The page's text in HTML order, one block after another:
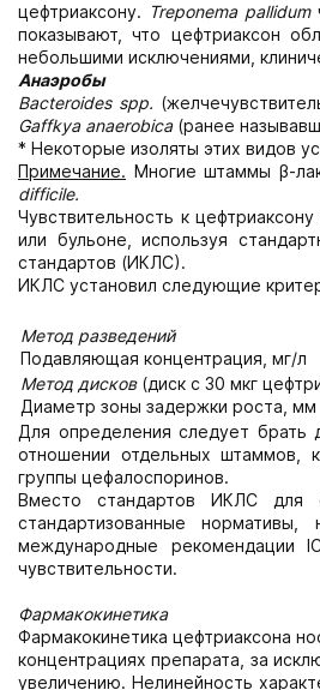
цефтриаксону. Treponema pallidum
показывают, что цефтриаксон
небольшими исключениями,
Анаэробы
Bacteroides spp.
Gaffkya anaerobica(ранее
* Некоторые изоляты этих видов
Примечание. Многие штаммы β-
difficile.
Чувствительность к
или бульоне, используя
стандартов (ИКЛС).
ИКЛС установил следующие
Метод разведений
Подавляющая концентрация, мг/л
Метод дисков(диск с 30 мкг
Диаметр зоны задержки роста, мм
Для определения следует брать
отношении отдельных штаммов,
группы цефалоспоринов.
Вместо стандартов ИКЛС для
стандартизованные
международные рекомендации
чувствительности.
Фармакокинетика
Фармакокинетика цефтриаксона
концентрациях препарата, за
увеличению. Нелинейность